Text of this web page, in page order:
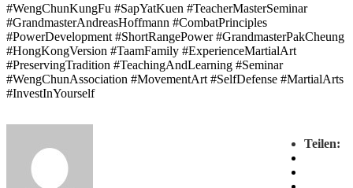
#WengChunKungFu #SapYatKuen #TeacherMasterSeminar
#GrandmasterAndreasHoffmann #CombatPrinciples
#PowerDevelopment #ShortRangePower #GrandmasterPakCheung
#HongKongVersion #TaamFamily #ExperienceMartialArt
#PreservingTradition #TeachingAndLearning #Seminar
#WengChunAssociation #MovementArt #SelfDefense #MartialArts
#InvestInYourself
Teilen: